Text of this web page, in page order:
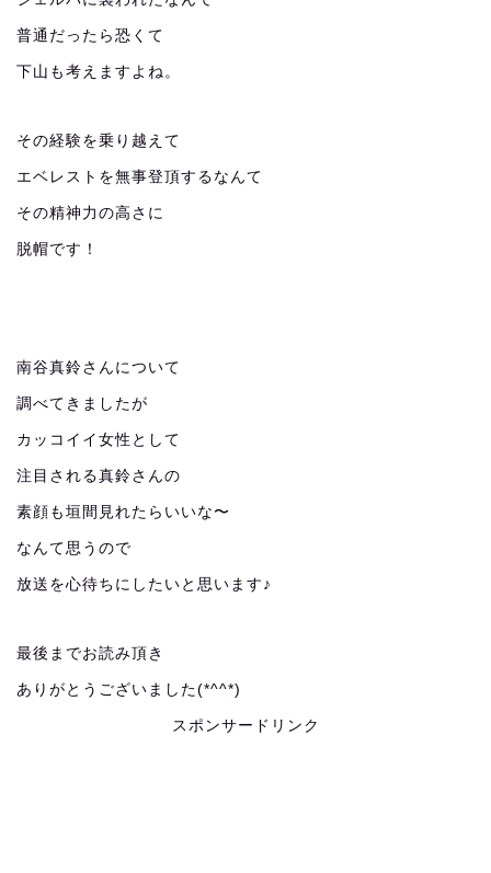
普通だったら恐くて
下山も考えますよね。
その経験を乗り越えて
エベレストを無事登頂するなんて
その精神力の高さに
脱帽です！
南谷真鈴さんについて
調べてきましたが
カッコイイ女性として
注目される真鈴さんの
素顔も垣間見れたらいいな〜
なんて思うので
放送を心待ちにしたいと思います♪
最後までお読み頂き
ありがとうございました(*^^*)
スポンサードリンク